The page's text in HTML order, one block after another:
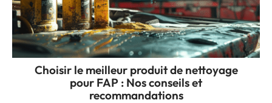
Choisir le meilleur produit de nettoyage
pour FAP : Nos conseils et
recommandations